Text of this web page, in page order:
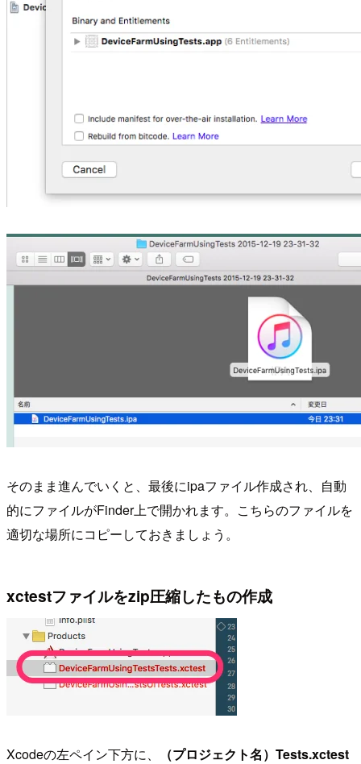
そのまま進んでいくと、最後にipaファイル作成され、自動
的にファイルがFinder上で開かれます。こちらのファイルを
適切な場所にコピーしておきましょう。
xctestファイルをzip圧縮したもの作成
Xcodeの左ペイン下方に、
（プロジェクト名）Tests.xctest